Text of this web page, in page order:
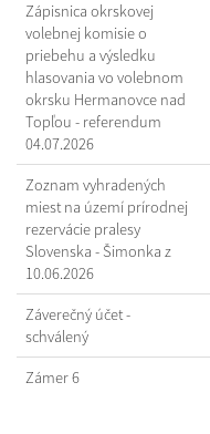
Zápisnica okrskovej
volebnej komisie o
priebehu a výsledku
hlasovania vo volebnom
okrsku Hermanovce nad
Topľou - referendum
04.07.2026
Zoznam vyhradených
miest na území prírodnej
rezervácie pralesy
Slovenska - Šimonka z
10.06.2026
Záverečný účet -
schválený
Zámer 6